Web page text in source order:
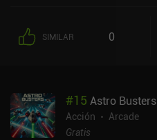
SIMILAR 0
#15 Astro Busters
Acción
Arcade
Gratis